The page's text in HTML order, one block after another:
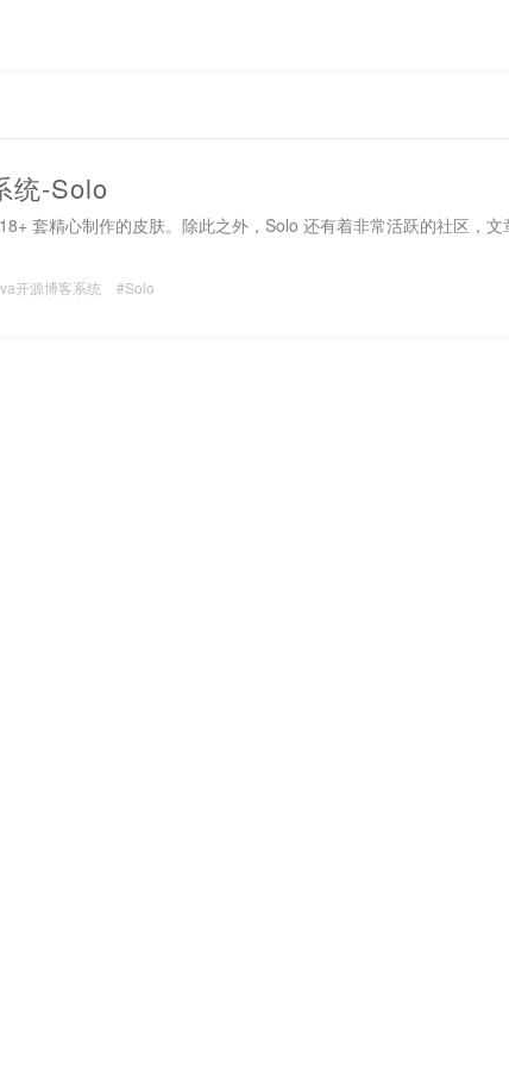
统-Solo
套精心制作的皮肤。除此之外，Solo 还有着非常活跃的社区，
开源博客系统 #Solo